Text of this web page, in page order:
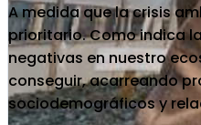
A medida que la crisis
prioritario. Como indica
negativas en nuestro
conseguir, acarreando
sociodemográficos y